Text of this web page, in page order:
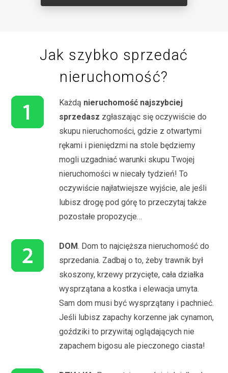
Jak szybko sprzedać
nieruchomość?
Każdą nieruchomość najszybciej
sprzedasz zgłaszając się oczywiście do
skupu nieruchomości, gdzie z otwartymi
rękami i pieniędzmi na stole będziemy
mogli uzgadniać warunki skupu Twojej
nieruchomości w niecały tydzień! To
oczywiście najłatwiejsze wyjście, ale jeśli
lubisz drogę pod górę to przeczytaj także
pozostałe propozycje…
DOM. Dom to najcięższa nieruchomość do
sprzedania. Zadbaj o to, żeby trawnik był
skoszony, krzewy przycięte, cała działka
wysprzątana a kostka i elewacja umyta.
Sam dom musi być wysprzątany i pachnieć.
Jeśli lubisz zapachy korzenne jak cynamon,
goździki to przywitaj oglądających nie
zapachem bigosu ale pieczonego ciasta!